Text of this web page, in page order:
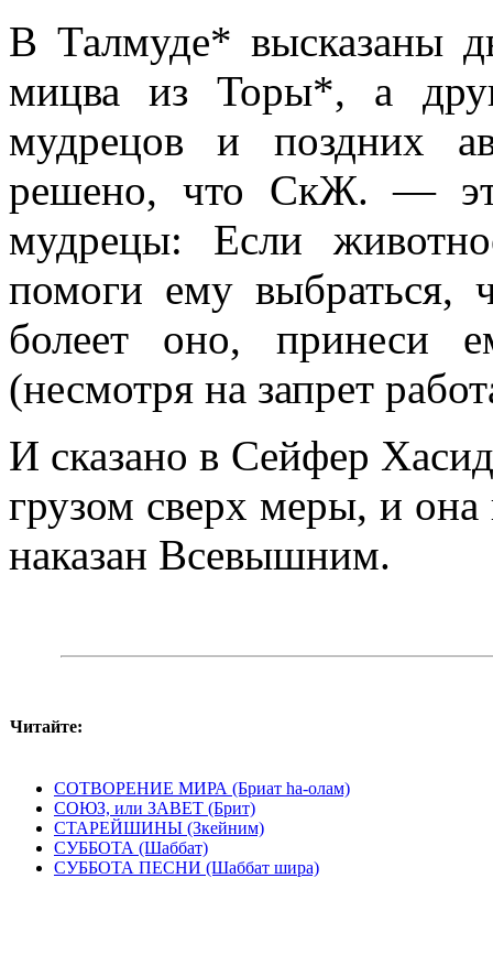
В Талмуде* высказаны
мицва из Торы*, а
мудрецов и поздних
решено, что СкЖ. —
мудрецы: Если
помоги ему выбраться,
болеет оно, принеси
(несмотря на запрет
И сказано в Сейфер
грузом сверх меры, и
наказан Всевышним.
Читайте:
СОТВОРЕНИЕ МИРА (Бриат hа-олам)
СОЮЗ, или ЗАВЕТ (Брит)
СТАРЕЙШИНЫ (Зкейним)
СУББОТА (Шаббат)
СУББОТА ПЕСНИ (Шаббат шира)